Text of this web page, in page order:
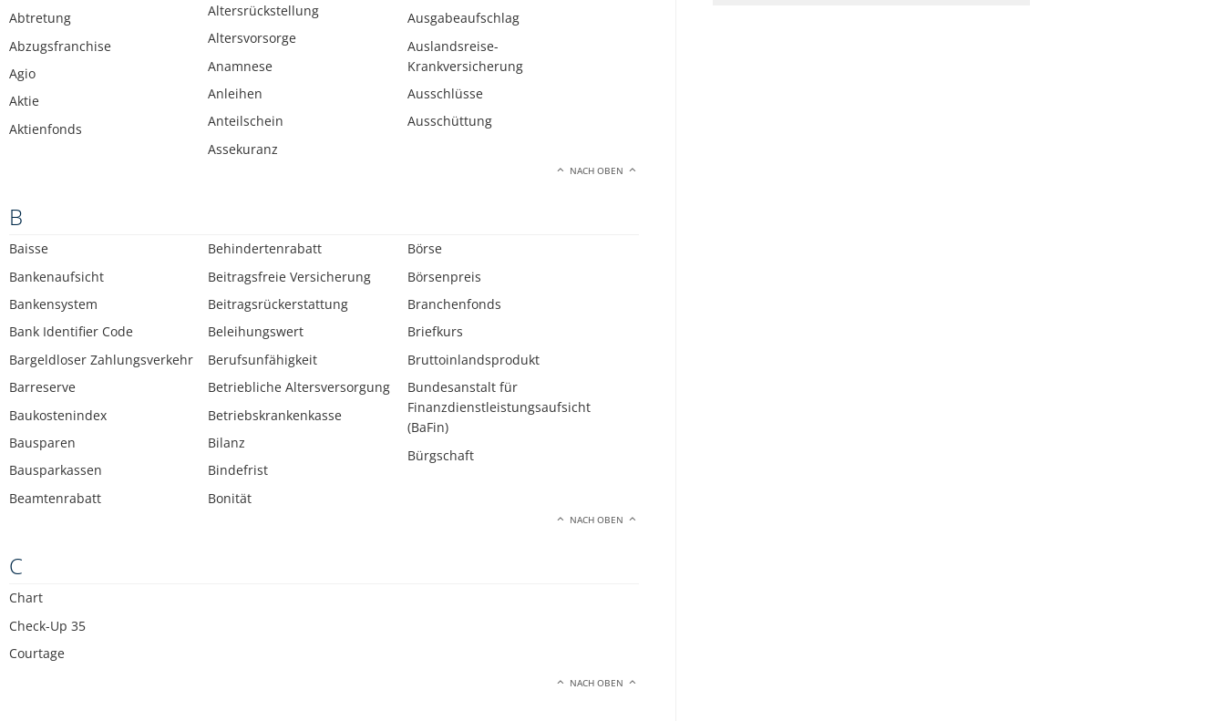
Abtretung
Abzugsfranchise
Agio
Aktie
Aktienfonds
Altersrückstellung
Altersvorsorge
Anamnese
Anleihen
Anteilschein
Assekuranz
Ausgabeaufschlag
Auslandsreise-
Krankversicherung
Ausschlüsse
Ausschüttung
NACH OBEN
B
Baisse
Bankenaufsicht
Bankensystem
Bank Identifier Code
Bargeldloser Zahlungsverkehr
Barreserve
Baukostenindex
Bausparen
Bausparkassen
Beamtenrabatt
Behindertenrabatt
Beitragsfreie Versicherung
Beitragsrückerstattung
Beleihungswert
Berufsunfähigkeit
Betriebliche Altersversorgung
Betriebskrankenkasse
Bilanz
Bindefrist
Bonität
Börse
Börsenpreis
Branchenfonds
Briefkurs
Bruttoinlandsprodukt
Bundesanstalt für
Finanzdienstleistungsaufsicht
(BaFin)
Bürgschaft
NACH OBEN
C
Chart
Check-Up 35
Courtage
NACH OBEN